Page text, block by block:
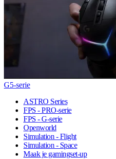
G5-serie
ASTRO Series
FPS - PRO-serie
FPS - G-serie
Openworld
Simulation - Flight
Simulation - Space
Maak je gamingset-up